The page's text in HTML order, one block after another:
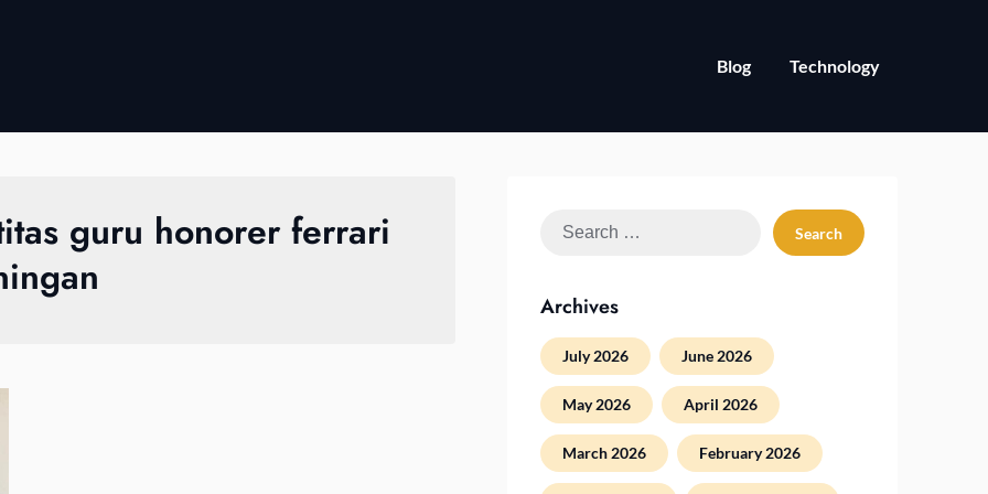
Blog Technology
guru honorer ferrari
Search
Archives
July 2026 June 2026
May 2026 April 2026
March 2026 February 2026